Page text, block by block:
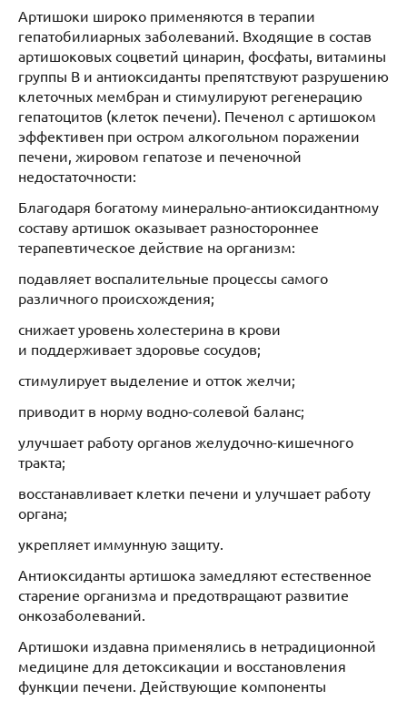
Артишоки широко применяются в терапии
гепатобилиарных заболеваний. Входящие в состав
артишоковых соцветий цинарин, фосфаты, витамины
группы В и антиоксиданты препятствуют разрушению
клеточных мембран и стимулируют регенерацию
гепатоцитов (клеток печени). Печенол с артишоком
эффективен при остром алкогольном поражении
печени, жировом гепатозе и печеночной
недостаточности:
Благодаря богатому минерально-антиоксидантному
составу артишок оказывает разностороннее
терапевтическое действие на организм:
подавляет воспалительные процессы самого
различного происхождения;
снижает уровень холестерина в крови
и поддерживает здоровье сосудов;
стимулирует выделение и отток желчи;
приводит в норму водно-солевой баланс;
улучшает работу органов желудочно-кишечного
тракта;
восстанавливает клетки печени и улучшает работу
органа;
укрепляет иммунную защиту.
Антиоксиданты артишока замедляют естественное
старение организма и предотвращают развитие
онкозаболеваний.
Артишоки издавна применялись в нетрадиционной
медицине для детоксикации и восстановления
функции печени. Действующие компоненты